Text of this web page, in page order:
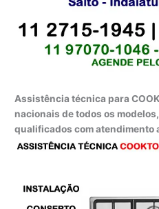
Assistência técnica para
nacionais de todos os
qualificados com atendimento